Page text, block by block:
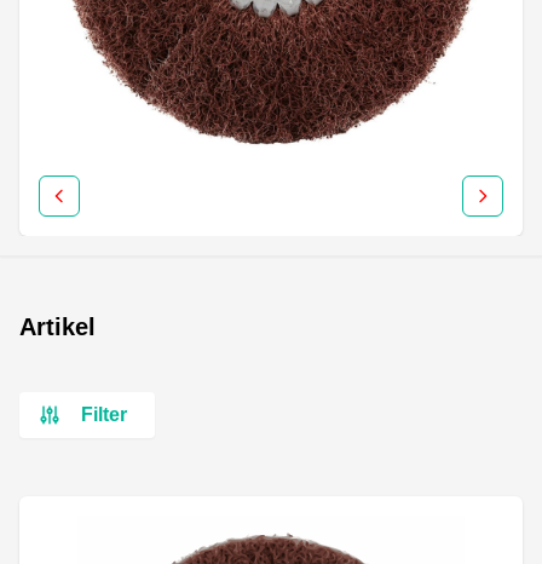
Artikel
Filter